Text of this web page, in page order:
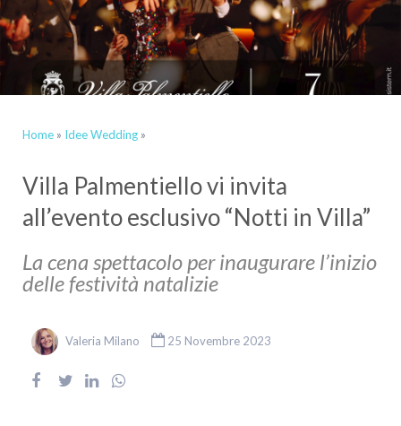
Home » Idee Wedding »
Villa Palmentiello vi invita
all’evento esclusivo “Notti in Villa”
La cena spettacolo per inaugurare l’inizio
delle festività natalizie
Valeria Milano 25 Novembre 2023